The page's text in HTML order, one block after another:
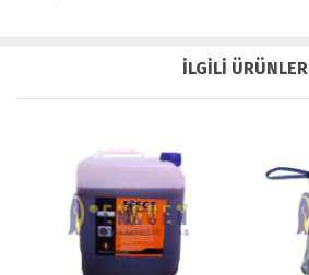
İLGİLİ ÜRÜNLER